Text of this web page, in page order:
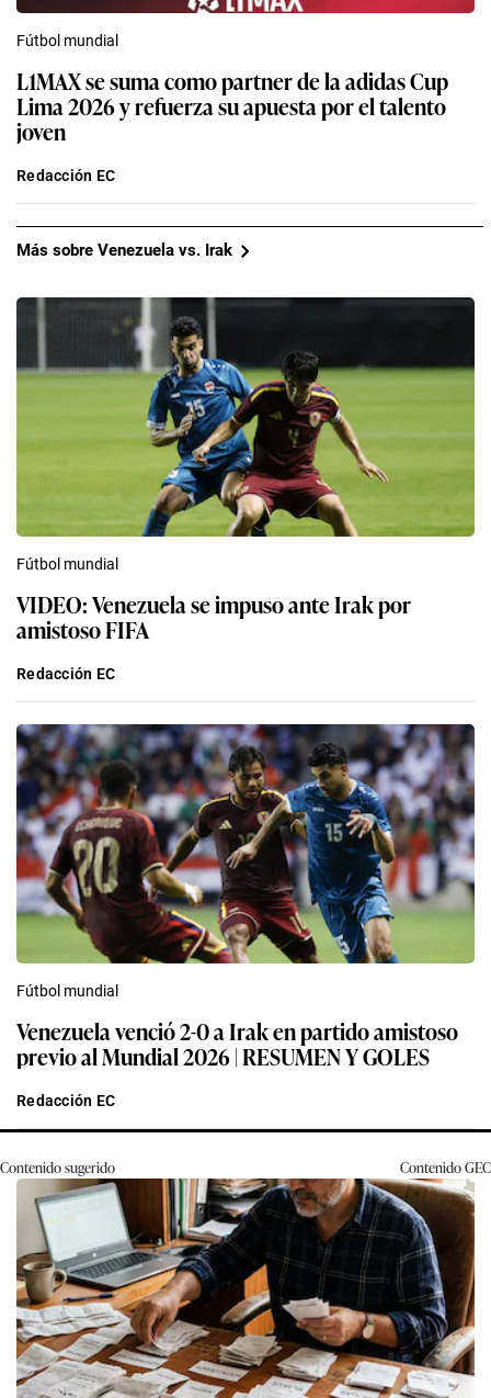
Fútbol mundial
L1MAX se suma como partner de la adidas Cup
Lima 2026 y refuerza su apuesta por el talento
joven
Redacción EC
Más sobre Venezuela vs. Irak
Fútbol mundial
VIDEO: Venezuela se impuso ante Irak por
amistoso FIFA
Redacción EC
Fútbol mundial
Venezuela venció 2-0 a Irak en partido amistoso
previo al Mundial 2026 | RESUMEN Y GOLES
Redacción EC
Contenido sugerido ContenidoGEC